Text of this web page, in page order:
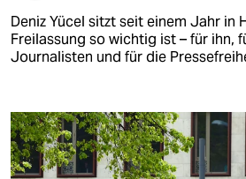
Deniz Yücel sitzt seit einem Jahr in
Freilassung so wichtig ist – für ihn,
Journalisten und für die